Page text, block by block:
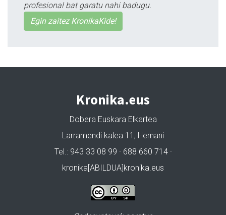
profesional bat garatu nahi badugu.
Egin zaitez KronikaKide!
Kronika.eus
Dobera Euskara Elkartea
Larramendi kalea 11, Hernani
Tel.: 943 33 08 99 · 688 660 714 ·
kronika[ABILDUA]kronika.eus